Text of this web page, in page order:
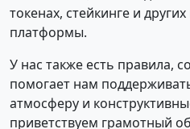
токенах, стейкинге и
платформы.
У нас также есть правила,
помогает нам
атмосферу и
приветствуем грамотный